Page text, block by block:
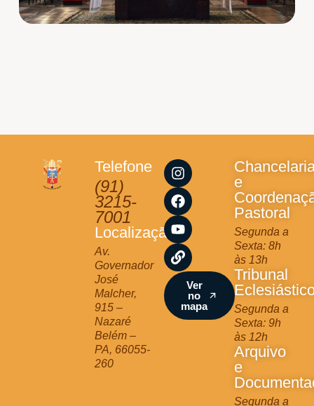
Telefone
(91)
3215-
7001
Localização
Av.
Governador
José
Malcher,
915 –
Nazaré
Belém –
PA, 66055-
260
I
n
s
t
a
g
r
a
m
F
a
c
e
b
o
o
k
Y
o
u
t
u
b
e
L
i
n
k
Ver
no
mapa
e
Pastoral
Segunda a
Sexta: 8h
às 13h
Tribunal
Segunda a
Sexta: 9h
às 12h
Arquivo
e
Segunda a